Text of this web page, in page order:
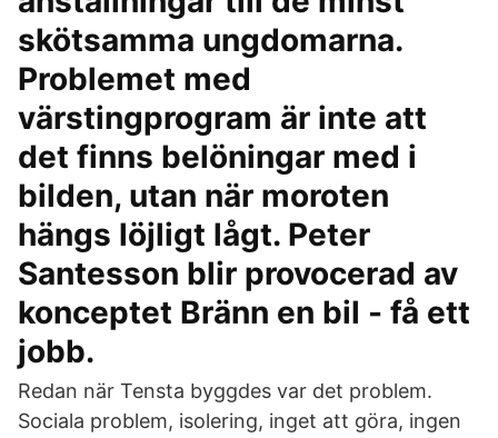
skötsamma ungdomarna.
Problemet med
värstingprogram är inte att
det finns belöningar med i
bilden, utan när moroten
hängs löjligt lågt. Peter
Santesson blir provocerad av
konceptet Bränn en bil - få ett
jobb.
Redan när Tensta byggdes var det problem.
Sociala problem, isolering, inget att göra, ingen